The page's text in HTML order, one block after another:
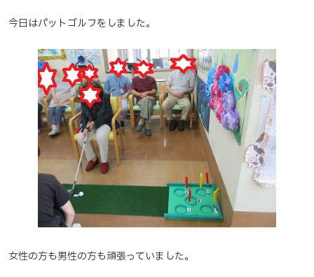
今日はパットゴルフをしました。
女性の方も男性の方も頑張っていました。